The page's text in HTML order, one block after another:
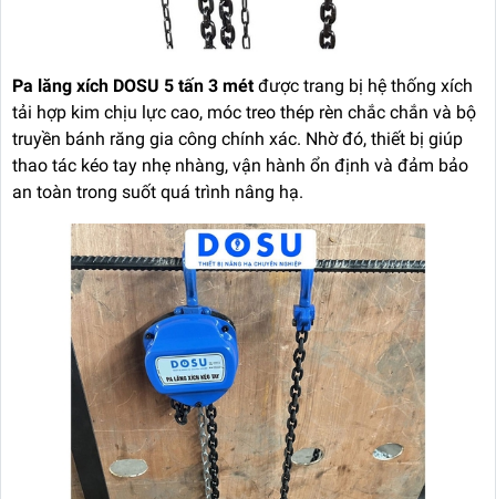
Pa lăng xích DOSU 5 tấn 3 métđược trang bị hệ thống xích
tải hợp kim chịu lực cao, móc treo thép rèn chắc chắn và bộ
truyền bánh răng gia công chính xác. Nhờ đó, thiết bị giúp
thao tác kéo tay nhẹ nhàng, vận hành ổn định và đảm bảo
an toàn trong suốt quá trình nâng hạ.